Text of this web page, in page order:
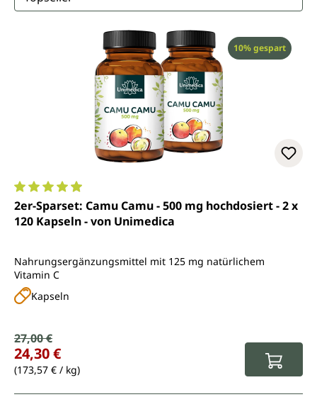
Rabatt
10% gespart
Durchschnittliche Bewertung von 4.9 von 5 Sternen
2er-Sparset: Camu Camu - 500 mg hochdosiert - 2 x
120 Kapseln - von Unimedica
Nahrungsergänzungsmittel mit 125 mg natürlichem
Vitamin C
Kapseln
Verkaufspreis:
Regulärer Preis:
27,00 €
24,30 €
(173,57 € / kg)